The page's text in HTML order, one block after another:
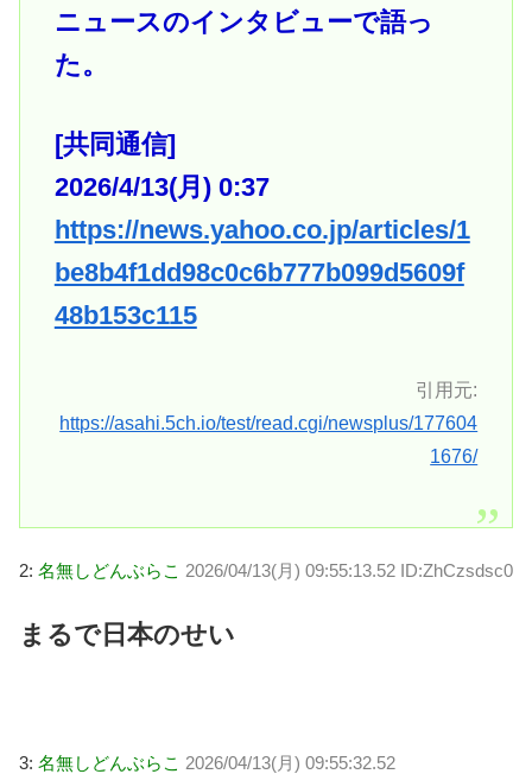
ニュースのインタビューで語っ
た。
[共同通信]
2026/4/13(月) 0:37
https://news.yahoo.co.jp/articles/1
be8b4f1dd98c0c6b777b099d5609f
48b153c115
引用元:
https://asahi.5ch.io/test/read.cgi/newsplus/177604
1676/
2: 名無しどんぶらこ 2026/04/13(月) 09:55:13.52 ID:ZhCzsdsc0
まるで日本のせい
3: 名無しどんぶらこ 2026/04/13(月) 09:55:32.52